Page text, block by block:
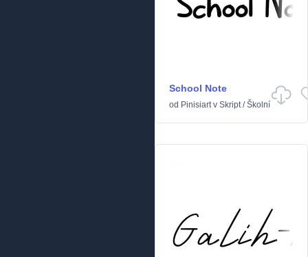
School Note
od Pinisiartv Skript/Školní